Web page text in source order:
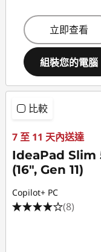
立即查看
組裝您的電腦
比較
7 至 11 天內送達
IdeaPad Slim
(16", Gen 11)
Copilot+ PC
(8)